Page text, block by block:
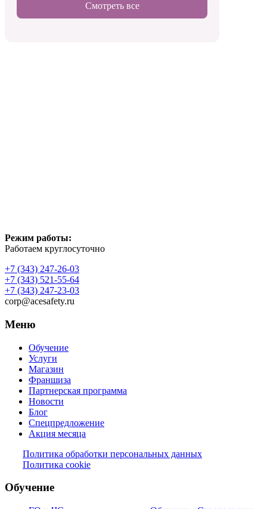
Смотреть все
Режим работы:
Работаем круглосуточно
+7 (343) 247-26-03
+7 (343) 521-55-64
+7 (343) 247-23-03
corp@acesafety.ru
Меню
Обучение
Услуги
Магазин
Франшиза
Партнерская программа
Новости
Блог
Спецпредложение
Акция месяца
Политика обработки персональных данных
Политика cookie
Обучение